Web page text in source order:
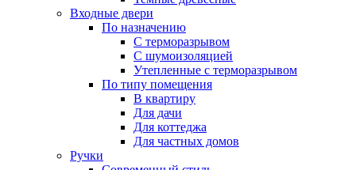
Входные двери
По назначению
С терморазрывом
С шумоизоляцией
Утепленные с терморазрывом
По типу помещения
В квартиру
Для дачи
Для коттеджа
Для частных домов
Ручки